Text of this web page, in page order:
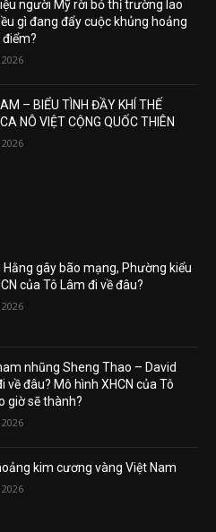
người Mỹ rời bỏ thị trường lao
gì đang đẩy cuộc khủng hoảng
điểm?
– BIỂU TÌNH ĐẦY KHÍ THẾ
NÔ VIỆT CỘNG QUỐC THIÊN
Hằng gây bão mạng, Phường kiểu
của Tô Lâm đi về đâu?
nhũng Sheng Thao – David
về đâu? Mô hình XHCN của Tô
giờ sẽ thành?
kim cương vàng Việt Nam